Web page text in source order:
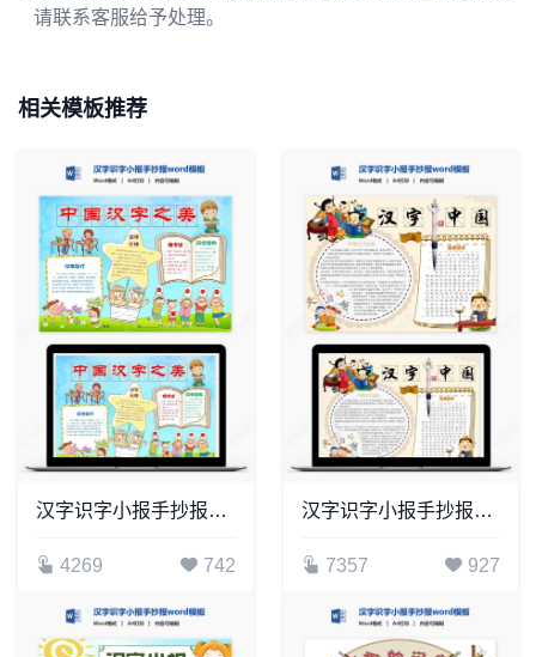
请联系客服给予处理。
相关模板推荐
汉字识字小报手抄报word模板(16)
4269 742
汉字识字小报手抄报word模板(38)
7357 927